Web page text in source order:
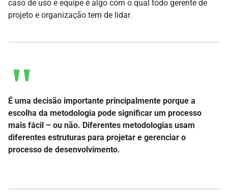
caso de uso e equipe é algo com o qual todo gerente de
projeto e organização tem de lidar.
É uma decisão importante principalmente porque a
escolha da metodologia pode significar um processo
mais fácil – ou não. Diferentes metodologias usam
diferentes estruturas para projetar e gerenciar o
processo de desenvolvimento.